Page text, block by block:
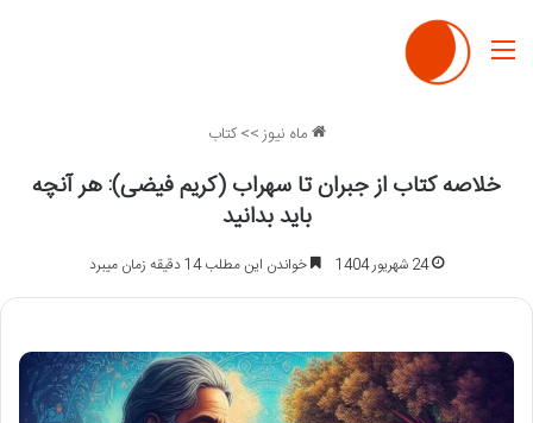
منو
ماه نیوز>> کتاب
خلاصه کتاب از جبران تا سهراب (کریم فیضی): هر آنچه
باید بدانید
24 شهریور 1404 خواندن این مطلب 14 دقیقه زمان میبرد